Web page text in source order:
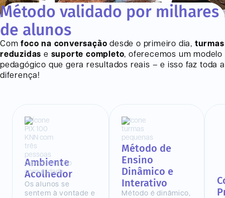
Método validado por milhares
de alunos
Comfoco na conversação desde o primeiro dia, turmas
reduzidas e suporte completo, oferecemos um modelo
pedagógico que gera resultados reais – e isso faz toda a
diferença!
Ambiente
Acolhedor
Os alunos se
sentem à vontade e
Método de
Ensino
Dinâmico e
Interativo
Método é dinâmico,